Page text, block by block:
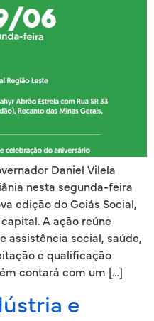
Daniel Vilela
nesta segunda-feira
edição do Goiás Social,
A ação reúne
assistência social, saúde,
e qualificação
contará com um […]
e